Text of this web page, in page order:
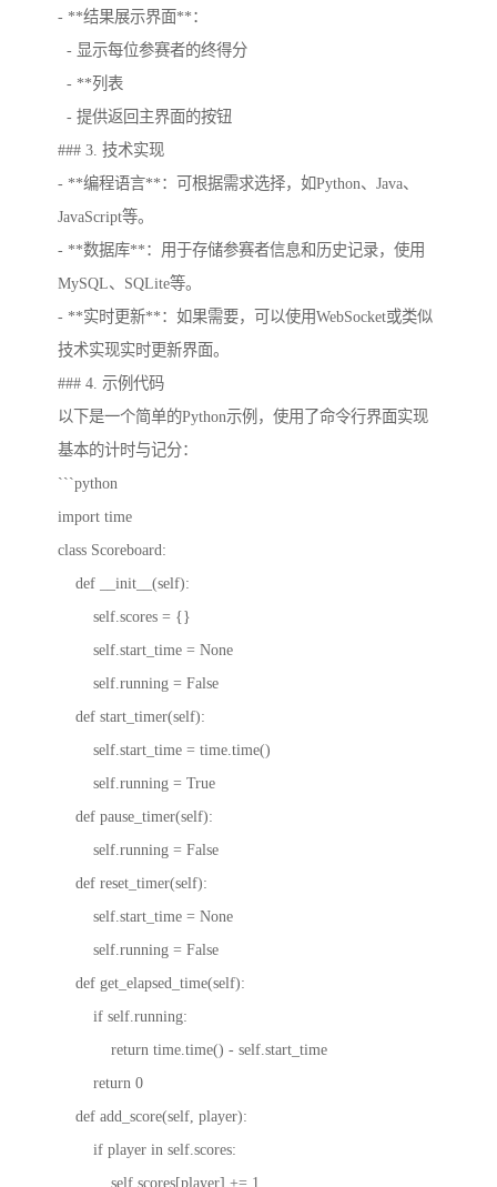
- **结果展示界面**：
- 显示每位参赛者的终得分
- **列表
- 提供返回主界面的按钮
### 3. 技术实现
- **编程语言**：可根据需求选择，如Python、Java、
JavaScript等。
- **数据库**：用于存储参赛者信息和历史记录，使用
MySQL、SQLite等。
- **实时更新**：如果需要，可以使用WebSocket或类似
技术实现实时更新界面。
### 4. 示例代码
以下是一个简单的Python示例，使用了命令行界面实现
基本的计时与记分：
```python
import time
class Scoreboard:
def __init__(self):
self.scores = {}
self.start_time = None
self.running = False
def start_timer(self):
self.start_time = time.time()
self.running = True
def pause_timer(self):
self.running = False
def reset_timer(self):
self.start_time = None
self.running = False
def get_elapsed_time(self):
if self.running:
return time.time() - self.start_time
return 0
def add_score(self, player):
if player in self.scores:
self.scores[player] += 1